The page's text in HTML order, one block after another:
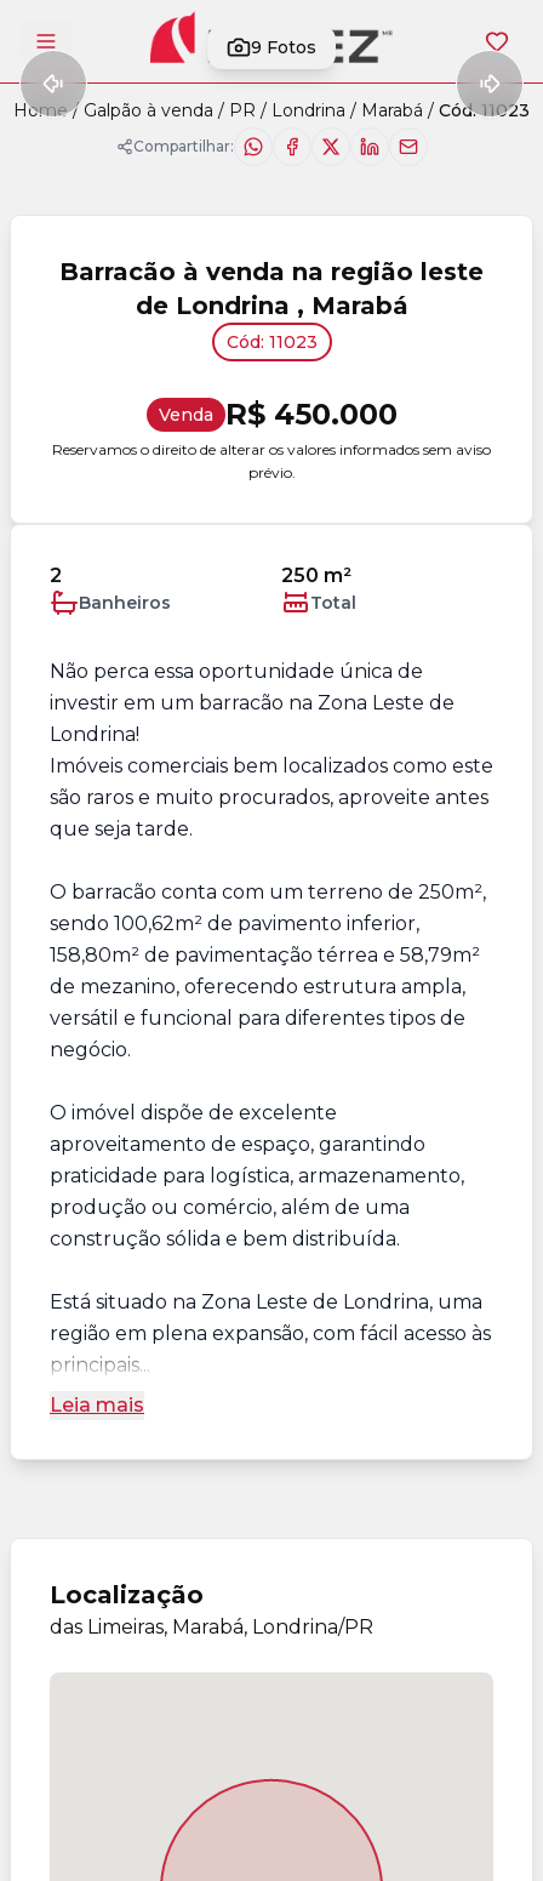
Abrir menu 9 Fotos
Home / Galpão à venda / PR / Londrina / Marabá / Cód. 11023
Compartilhar:
Barracão à venda na região leste
de Londrina , Marabá
Cód: 11023
Venda R$ 450.000
Reservamos o direito de alterar os valores informados sem aviso
prévio.
2
Banheiros
250 m²
Total
Não perca essa oportunidade única de
investir em um barracão na Zona Leste de
Londrina!
Imóveis comerciais bem localizados como este
são raros e muito procurados, aproveite antes
que seja tarde.
O barracão conta com um terreno de 250m²,
sendo 100,62m² de pavimento inferior,
158,80m² de pavimentação térrea e 58,79m²
de mezanino, oferecendo estrutura ampla,
versátil e funcional para diferentes tipos de
negócio.
O imóvel dispõe de excelente
aproveitamento de espaço, garantindo
praticidade para logística, armazenamento,
produção ou comércio, além de uma
construção sólida e bem distribuída.
Está situado na Zona Leste de Londrina, uma
região em plena expansão, com fácil acesso às
principais...
Leia mais
Localização
das Limeiras, Marabá, Londrina/PR